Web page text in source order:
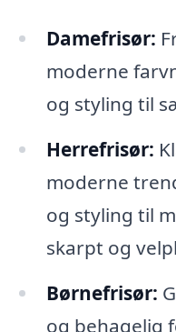
Damefrisør:
moderne
og styling til
Herrefrisør:
moderne
og styling til
skarpt og
Børnefrisør:
og behagelig